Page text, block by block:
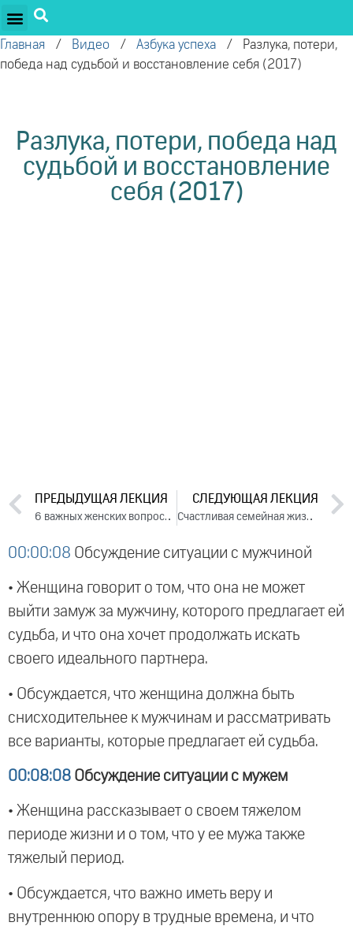
Главная / Видео / Азбука успеха /
Разлука, потери,
победа над судьбой и восстановление себя (2017)
Разлука, потери, победа над
судьбой и восстановление
себя (2017)
ПРЕДЫДУЩАЯ ЛЕКЦИЯ
6 важных женских вопросов
СЛЕДУЮЩАЯ ЛЕКЦИЯ
Счастливая семейная жизнь. Лекция 2 (2017)
00:00:08 Обсуждение ситуации с мужчиной
• Женщина говорит о том, что она не может
выйти замуж за мужчину, которого предлагает ей
судьба, и что она хочет продолжать искать
своего идеального партнера.
• Обсуждается, что женщина должна быть
снисходительнее к мужчинам и рассматривать
все варианты, которые предлагает ей судьба.
00:08:08 Обсуждение ситуации с мужем
• Женщина рассказывает о своем тяжелом
периоде жизни и о том, что у ее мужа также
тяжелый период.
• Обсуждается, что важно иметь веру и
внутреннюю опору в трудные времена, и что